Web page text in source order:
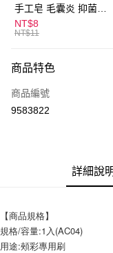
ATM付款
全家取貨付款
每筆NT$60，滿
付款後全家取貨
每筆NT$60，滿
每筆NT$60，滿
宅配
手工皂 毛囊炎 抑菌除
蟎 清潔護膚 去油去痘
寵物皮膚病 狗狗貓咪
NT$8
NT$11
商品特色
商品編號
9583822
詳細說
【商品規格】
規格/容量:1入(AC04)
用途:頰彩專用刷